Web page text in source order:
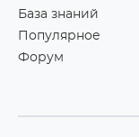
База знаний
Популярное
Форум